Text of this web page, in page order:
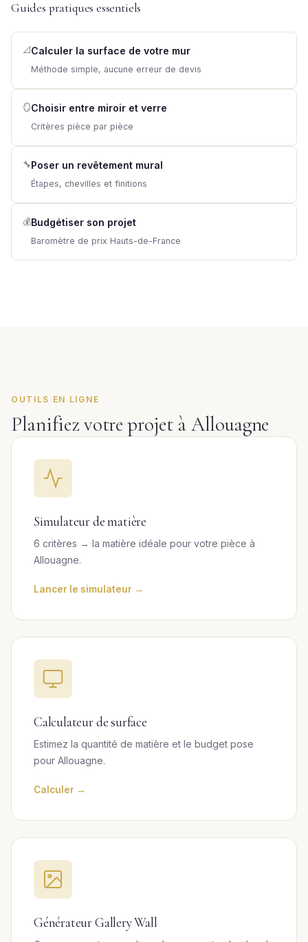
Guides pratiques essentiels
📐 Calculer la surface de votre mur
Méthode simple, aucune erreur de devis
🪞Choisir entre miroir et verre
Critères pièce par pièce
🔧Poser un revêtement mural
Étapes, chevilles et finitions
💰Budgétiser son projet
Baromètre de prix Hauts-de-France
OUTILS EN LIGNE
Planifiez votre projet à Allouagne
Simulateur de matière
6 critères → la matière idéale pour votre pièce à
Allouagne.
Lancer le simulateur →
Calculateur de surface
Estimez la quantité de matière et le budget pose
pour Allouagne.
Calculer →
Générateur Gallery Wall